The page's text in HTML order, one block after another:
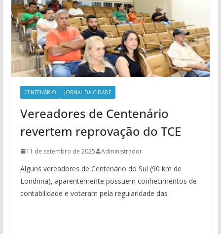
CENTENÁRIO JORNAL DA CIDADE
Vereadores de Centenário
revertem reprovação do TCE
11 de setembro de 2025 Administrador
Alguns vereadores de Centenário do Sul (90 km de
Londrina), aparentemente possuem conhecimentos de
contabilidade e votaram pela regularidade das